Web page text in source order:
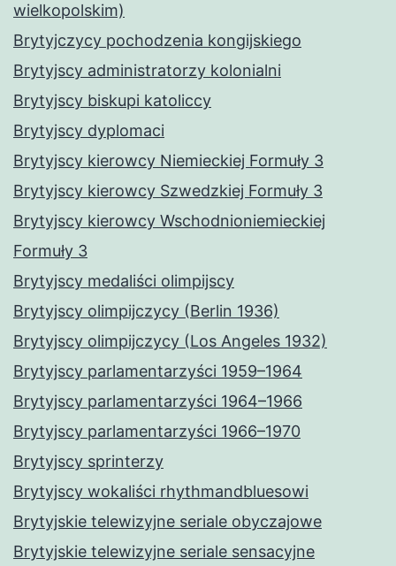
wielkopolskim)
Brytyjczycy pochodzenia kongijskiego
Brytyjscy administratorzy kolonialni
Brytyjscy biskupi katoliccy
Brytyjscy dyplomaci
Brytyjscy kierowcy Niemieckiej Formuły 3
Brytyjscy kierowcy Szwedzkiej Formuły 3
Brytyjscy kierowcy Wschodnioniemieckiej
Formuły 3
Brytyjscy medaliści olimpijscy
Brytyjscy olimpijczycy (Berlin 1936)
Brytyjscy olimpijczycy (Los Angeles 1932)
Brytyjscy parlamentarzyści 1959–1964
Brytyjscy parlamentarzyści 1964–1966
Brytyjscy parlamentarzyści 1966–1970
Brytyjscy sprinterzy
Brytyjscy wokaliści rhythmandbluesowi
Brytyjskie telewizyjne seriale obyczajowe
Brytyjskie telewizyjne seriale sensacyjne